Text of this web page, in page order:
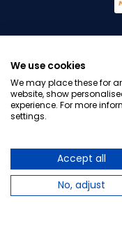
We use cookies
We may place these for
website, show
experience. For more
settings.
Accept all
No, adjust